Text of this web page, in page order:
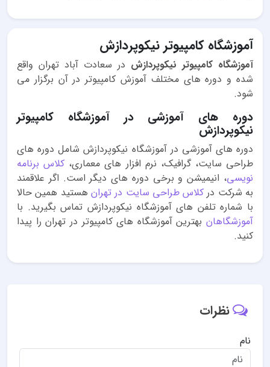
آموزشگاه کامپیوتر نیکوپردازش
آموزشگاه کامپیوتر نیکوپردازش در سعادت آباد تهران واقع
شده و دوره های مختلف آموزش کامپیوتر در آن برگزار می
شود.
دوره های آموزشی در آموزشگاه کامپیوتر
نیکوپردازش
دوره های آموزشی در آموزشگاه نیکوپردازش شامل دوره های
طراحی سایت، گرافیک، نرم افزار های معماری، کلاس برنامه
نویسی، انیمیشن و برخی دوره های دیگر است. اگر علاقمند
به شرکت در کلاس طراحی سایت در تهران هستید همین حالا
با شماره تلفن های آموزشگاه نیکوپردازش تماس بگیرید. با
آموزشگاهان بهترین آموزشگاه های کامپیوتر در تهران را پیدا
کنید.
نظرات
نام